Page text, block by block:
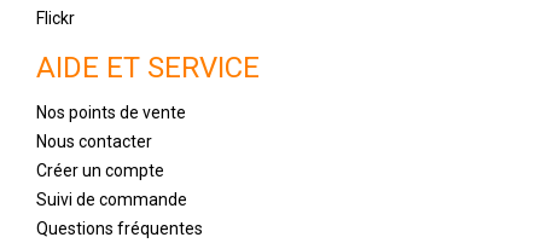
Flickr
AIDE ET SERVICE
Nos points de vente
Nous contacter
Créer un compte
Suivi de commande
Questions fréquentes